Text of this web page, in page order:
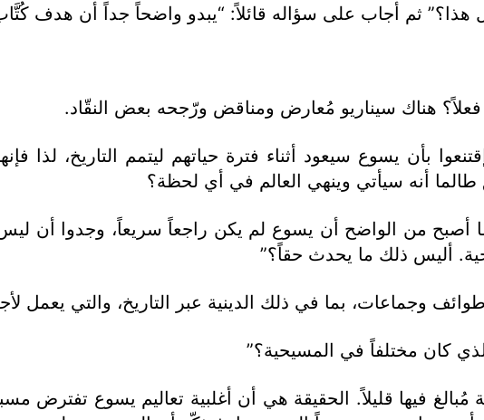
هذا؟” ثم أجاب على سؤاله قائلاً: “يبدو واضحاً جداً أن هدف
هناك سيناريو مُعارض ومناقض ورّجحه بعض النقّاد.
إقتنعوا بأن يسوع سيعود أثناء فترة حياتهم ليتمم التاريخ،
طالما أنه سيأتي وينهي العالم في أي لحظة؟
من الواضح أن يسوع لم يكن راجعاً سريعاً، وجدوا أن ليس
أليس ذلك ما يحدث حقاً؟”
طوائف وجماعات، بما في ذلك الدينية عبر التاريخ، والتي يعمل
كان مختلفاً في المسيحية؟”
مُبالغ فيها قليلاً. الحقيقة هي أن أغلبية تعاليم يسوع تفترض